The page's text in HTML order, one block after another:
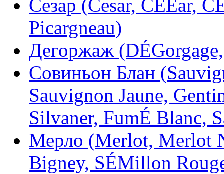
Сезар (Cesar, CÉEar,
Picargneau)
Дегоржаж
Совиньон Блан
Sauvignon Jaune,
Silvaner, FumÉ Blanc,
Мерло (Merlot, Merlot
Bigney, SÉMillon